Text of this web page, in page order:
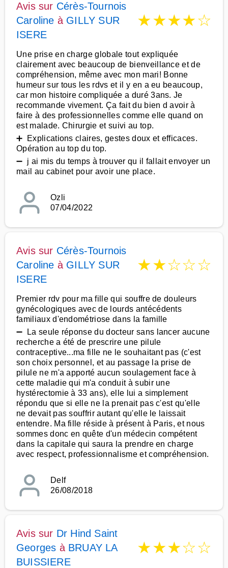
Avis sur Cérès-Tournois
Caroline à GILLY SUR
ISERE
★★★★☆
Une prise en charge globale tout expliquée
clairement avec beaucoup de bienveillance et de
compréhension, même avec mon mari! Bonne
humeur sur tous les rdvs et il y en a eu beaucoup,
car mon histoire compliquée a duré 3ans. Je
recommande vivement. Ça fait du bien d avoir à
faire à des professionnelles comme elle quand on
est malade. Chirurgie et suivi au top.
➕ Explications claires, gestes doux et efficaces.
Opération au top du top.
➖ j ai mis du temps à trouver qu il fallait envoyer un
mail au cabinet pour avoir une place.
Ozli
07/04/2022
Avis sur Cérès-Tournois
Caroline à GILLY SUR
ISERE
★★☆☆☆
Premier rdv pour ma fille qui souffre de douleurs
gynécologiques avec de lourds antécédents
familiaux d'endométriose dans la famille
➖ La seule réponse du docteur sans lancer aucune
recherche a été de prescrire une pilule
contraceptive...ma fille ne le souhaitant pas (c'est
son choix personnel, et au passage la prise de
pilule ne m'a apporté aucun soulagement face à
cette maladie qui m'a conduit à subir une
hystérectomie à 33 ans), elle lui a simplement
répondu que si elle ne la prenait pas c'est qu'elle
ne devait pas souffrir autant qu'elle le laissait
entendre. Ma fille réside à présent à Paris, et nous
sommes donc en quête d'un médecin compétent
dans la capitale qui saura la prendre en charge
avec respect, professionnalisme et compréhension.
Delf
26/08/2018
Avis sur Dr Hind Saint
Georges à BRUAY LA
BUISSIERE
★★★☆☆